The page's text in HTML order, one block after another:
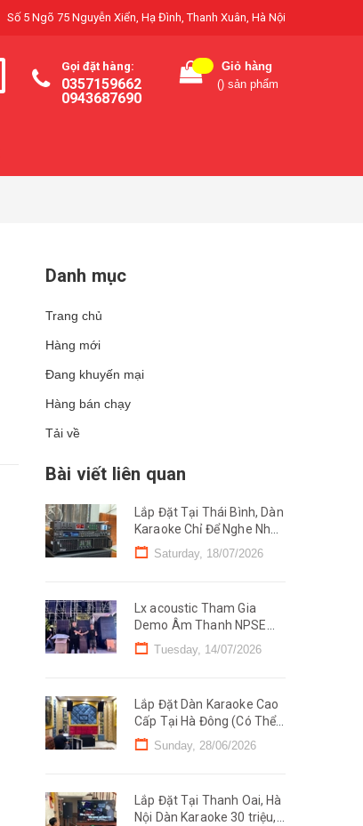
Số 5 Ngõ 75 Nguyễn Xiển, Hạ Đình, Thanh Xuân, Hà Nội
Gọi đặt hàng:
0357159662
0943687690
Giỏ hàng
() sản phẩm
Danh mục
Trang chủ
Hàng mới
Đang khuyến mại
Hàng bán chạy
Tải về
Bài viết liên quan
Lắp Đặt Tại Thái Bình, Dàn
Karaoke Chỉ Để Nghe Nhạc
Chỉ 29 triệu
Saturday, 18/07/2026
Lx acoustic Tham Gia
Demo Âm Thanh NPSE
2026 Tại Hà Nam, Ninh
Bình (Line Mono)
Tuesday, 14/07/2026
Lắp Đặt Dàn Karaoke Cao
Cấp Tại Hà Đông (Có Thể
Kinh Doanh) Chỉ 89 triệu
Sunday, 28/06/2026
Lắp Đặt Tại Thanh Oai, Hà
Nội Dàn Karaoke 30 triệu,